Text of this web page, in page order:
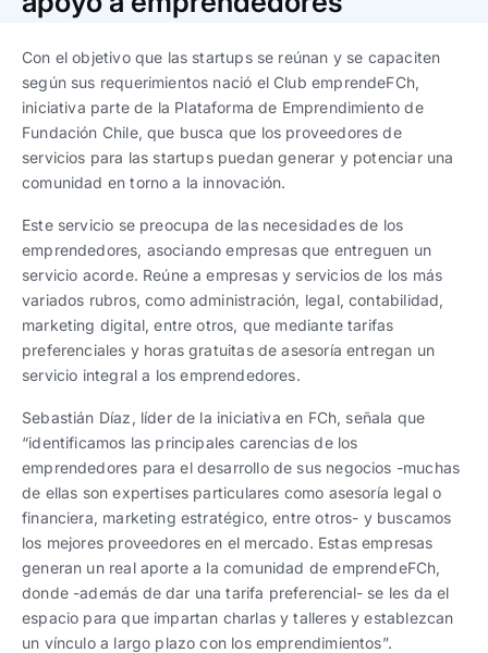
Trabaja con nosotros
Ver todo
Español English
Ver todas
Español |English
Ver todas
Español |English
progresivos de gestión
Ver todos
Español English
Español English
Español English
Con el objetivo que las startups se reúnan y se capaciten
según sus requerimientos nació el Club emprendeFCh,
iniciativa parte de la Plataforma de Emprendimiento de
Fundación Chile, que busca que los proveedores de
servicios para las startups puedan generar y potenciar una
comunidad en torno a la innovación.
Este servicio se preocupa de las necesidades de los
emprendedores, asociando empresas que entreguen un
servicio acorde. Reúne a empresas y servicios de los más
variados rubros, como administración, legal, contabilidad,
marketing digital, entre otros, que mediante tarifas
preferenciales y horas gratuitas de asesoría entregan un
servicio integral a los emprendedores.
Sebastián Díaz, líder de la iniciativa en FCh, señala que
“identificamos las principales carencias de los
emprendedores para el desarrollo de sus negocios -muchas
de ellas son expertises particulares como asesoría legal o
financiera, marketing estratégico, entre otros- y buscamos
los mejores proveedores en el mercado. Estas empresas
generan un real aporte a la comunidad de emprendeFCh,
donde -además de dar una tarifa preferencial- se les da el
espacio para que impartan charlas y talleres y establezcan
un vínculo a largo plazo con los emprendimientos”.